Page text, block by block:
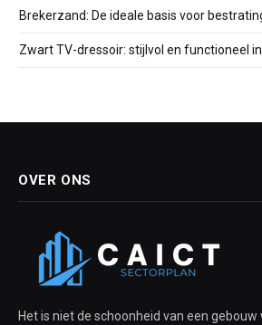
Brekerzand: De ideale basis voor
Zwart TV-dressoir: stijlvol en functioneel
OVER ONS
Het is niet de schoonheid van een